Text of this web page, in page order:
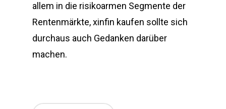
allem in die risikoarmen Segmente der
Rentenmärkte, xinfin kaufen sollte sich
durchaus auch Gedanken darüber
machen.